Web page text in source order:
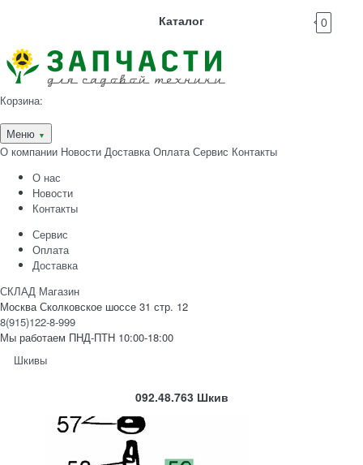
Каталог 0
Корзина:
Меню ▼
О компании Новости Доставка Оплата Сервис Контакты
О нас
Новости
Контакты
Сервис
Оплата
Доставка
СКЛАД Магазин
Москва Сколковское шоссе 31 стр. 12
8(915)122-8-999
Мы работаем ПНД-ПТН 10:00-18:00
Шкивы
092.48.763 Шкив